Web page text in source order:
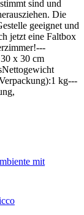
sind und
Die
geeignet und
jetzt eine Faltbox
x 30 cm
kg---